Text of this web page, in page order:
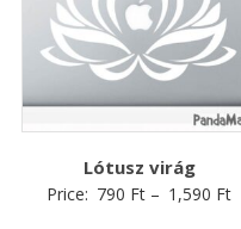
Lótusz virág
Price: 790 Ft – 1,590 Ft